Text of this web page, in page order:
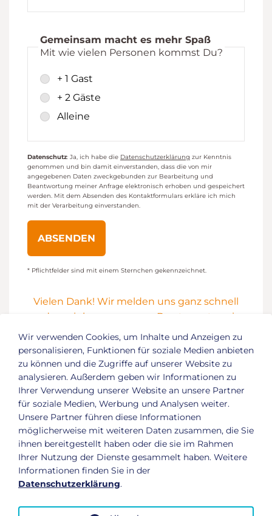
Gemeinsam macht es mehr Spaß
Mit wie vielen Personen kommst Du?
+ 1 Gast
+ 2 Gäste
Alleine
Datenschutz: Ja, ich habe die Datenschutzerklärung zur Kenntnis
genommen und bin damit einverstanden, dass die von mir
angegebenen Daten zweckgebunden zur Bearbeitung und
Beantwortung meiner Anfrage elektronisch erhoben und gespeichert
werden. Mit dem Absenden des Kontaktformulars erkläre ich mich
mit der Verarbeitung einverstanden.
ABSENDEN
* Pflichtfelder sind mit einem Sternchen gekennzeichnet.
Vielen Dank! Wir melden uns ganz schnell
und vereinbaren unseren Beratungstermin.
Premium Fitness und Gesundheit in Dessau: Das
aktiVital ist mehr als nur ein Fitnessstudio in
Dessau.
Elisabethstr. 25 06844 Dessau-Roßlau
Telefon: 0340 25084372
E-Mail: info@aktivital-dessau.de
Wir verwenden Cookies, um Inhalte und Anzeigen zu
personalisieren, Funktionen für soziale Medien anbieten
zu können und die Zugriffe auf unserer Website zu
analysieren. Außerdem geben wir Informationen zu
Ihrer Verwendung unserer Website an unsere Partner
für soziale Medien, Werbung und Analysen weiter.
Unsere Partner führen diese Informationen
möglicherweise mit weiteren Daten zusammen, die Sie
ihnen bereitgestellt haben oder die sie im Rahmen
Ihrer Nutzung der Dienste gesammelt haben. Weitere
Informationen finden Sie in der
Datenschutzerklärung.